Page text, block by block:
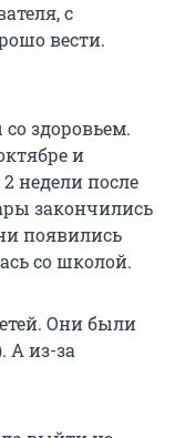
с
вести.
здоровьем.
и
недели после
закончились
появились
со школой.
Они были
А из-за